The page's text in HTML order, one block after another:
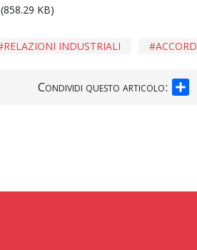
(858.29 KB)
RELAZIONI INDUSTRIALI
Condividi questo articolo: